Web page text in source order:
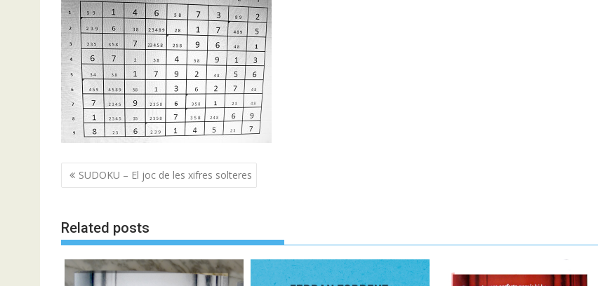
Navegació
d'entrades
SUDOKU – El joc de les xifres solteres
Related posts